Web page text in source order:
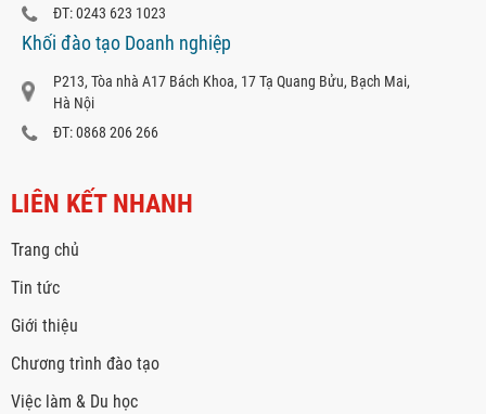
ĐT: 0243 623 1023
Khối đào tạo Doanh nghiệp
P213, Tòa nhà A17 Bách Khoa, 17 Tạ Quang Bửu, Bạch Mai,
Hà Nội
ĐT: 0868 206 266
LIÊN KẾT NHANH
Trang chủ
Tin tức
Giới thiệu
Chương trình đào tạo
Việc làm & Du học